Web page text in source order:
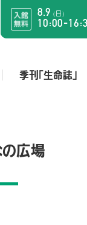
季刊「生命誌」
8.9（ 日 ）
10:00- 16:
広場